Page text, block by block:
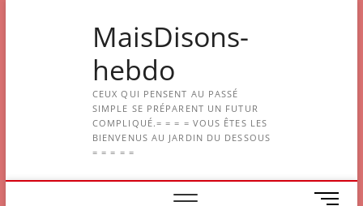
MaisDisons-
hebdo
CEUX QUI PENSENT AU PASSÉ
SIMPLE SE PRÉPARENT UN FUTUR
COMPLIQUÉ.= = = = VOUS ÊTES LES
BIENVENUS AU JARDIN DU DESSOUS
= = = = =
M